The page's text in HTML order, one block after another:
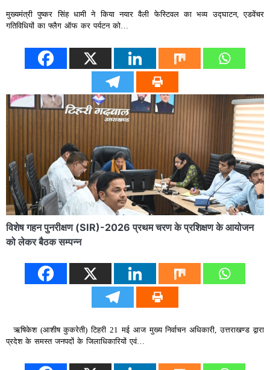
मुख्यमंत्री पुष्कर सिंह धामी ने किया नयार वैली फेस्टिवल का भव्य उद्घाटन, एडवेंचर
गतिविधियों का फ्लैग ऑफ कर पर्यटन को…
विशेष गहन पुनरीक्षण (SIR)-2026 प्रथम चरण के प्रशिक्षण के आयोजन
को लेकर बैठक सम्पन्न
ऋषिकेश (आशीष कुकरेती) टिहरी 21 मई आज मुख्य निर्वाचन अधिकारी, उत्तराखण्ड द्वारा
प्रदेश के समस्त जनपदों के जिलाधिकारियों एवं…